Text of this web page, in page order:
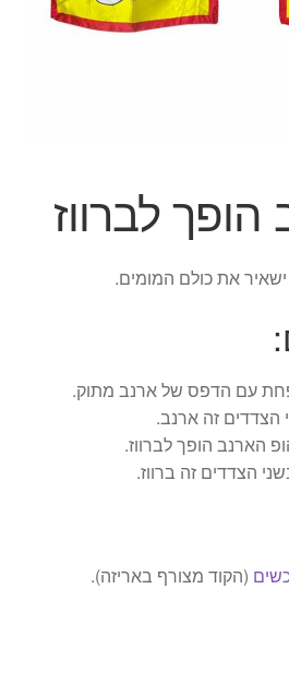
לברווז
את כולם המומים.
עם הדפס של ארנב מתוק.
זה ארנב.
הצדדים זה ברווז.
(הקוד מצורף באריזה).